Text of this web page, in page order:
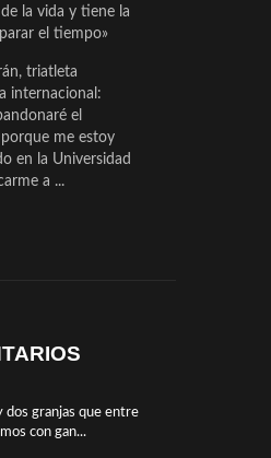
la vida y tiene la
el tiempo»
triatleta
internacional:
el
me estoy
en la Universidad
a ...
dos granjas que entre
con gan...